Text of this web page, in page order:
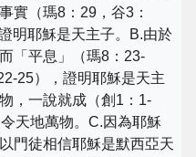
實（瑪8：29，谷3：
明耶穌是天主子。B.由於
「平息」（瑪8：23-
25），證明耶穌是天主
，一說就成（創1：1-
天地萬物。C.因為耶穌
門徒相信耶穌是默西亞天